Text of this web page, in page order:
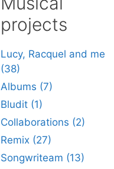
h
projects
Lucy, Racquel and me
(38)
Albums (7)
Bludit (1)
Collaborations (2)
Remix (27)
Songwriteam (13)